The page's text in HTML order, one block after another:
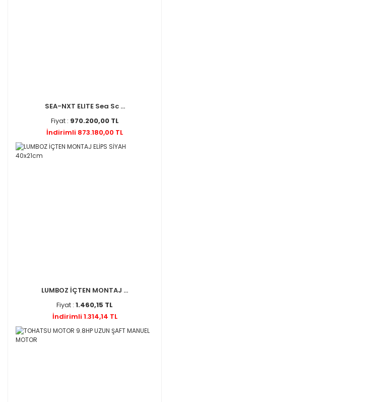
SEA-NXT ELITE Sea Sc ...
Fiyat : 970.200,00 TL
İndirimli 873.180,00 TL
LUMBOZ İÇTEN MONTAJ ...
Fiyat : 1.460,15 TL
İndirimli 1.314,14 TL